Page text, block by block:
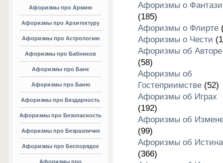
Афоризмы про Армию
Афоризмы про Архитектуру
Афоризмы про Астрологию
Афоризмы про Бабников
Афоризмы про Банк
Афоризмы про Баню
Афоризмы про Бездарность
Афоризмы про Безопасность
Афоризмы про Безразличие
Афоризмы про Беспорядок
Афоризмы про
Афоризмы о
(185)
Афоризмы о Флирте
Афоризмы о Чести
Афоризмы об Авторе
(58)
Афоризмы об
Гостеприимстве(52)
Афоризмы об Играх
(192)
Афоризмы об
(99)
Афоризмы об
(366)